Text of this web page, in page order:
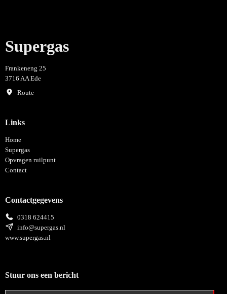
Supergas
Frankeneng 25
3716 AA Ede
Route
Links
Home
Supergas
Opvragen ruilpunt
Contact
Contactgegevens
0318 624415
info@supergas.nl
www.supergas.nl
Stuur ons een bericht